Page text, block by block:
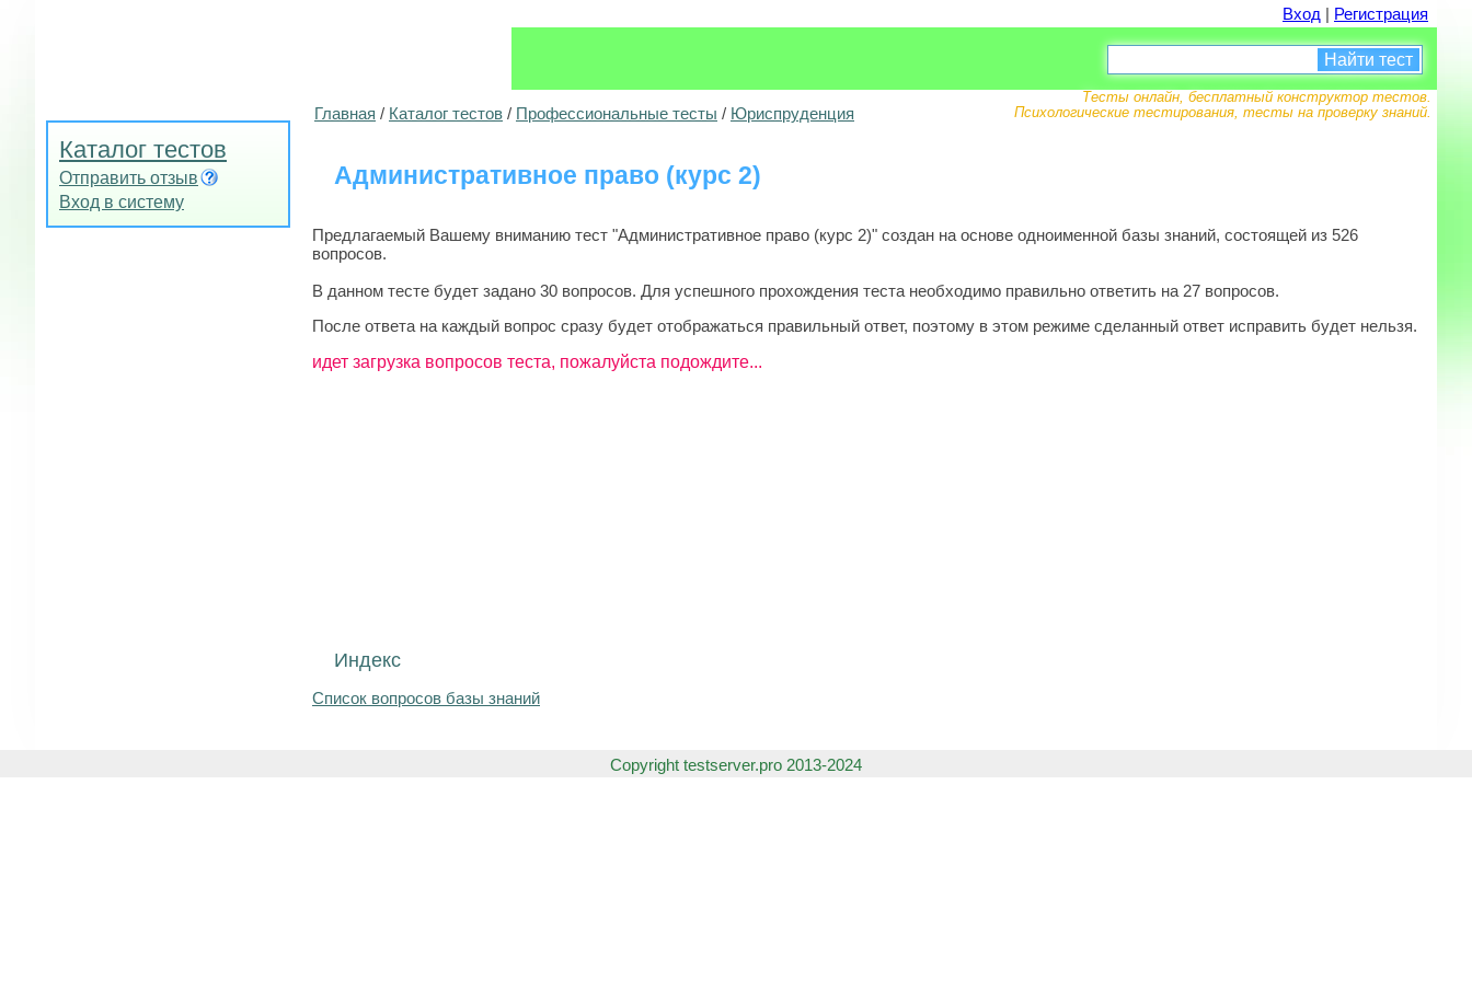
Вход | Регистрация
Тесты онлайн, бесплатный конструктор тестов.
Психологические тестирования, тесты на проверку знаний.
Найти тест
Каталог тестов
Отправить отзыв
Вход в систему
Главная / Каталог тестов / Профессиональные тесты / Юриспруденция
Административное право (курс 2)
Предлагаемый Вашему вниманию тест "Административное право (курс 2)" создан на основе одноименной базы знаний, состоящей из 526
вопросов.
В данном тесте будет задано 30 вопросов. Для успешного прохождения теста необходимо правильно ответить на 27 вопросов.
После ответа на каждый вопрос сразу будет отображаться правильный ответ, поэтому в этом режиме сделанный ответ исправить будет нельзя.
идет загрузка вопросов теста, пожалуйста подождите...
Индекс
Список вопросов базы знаний
Copyright testserver.pro 2013-2024